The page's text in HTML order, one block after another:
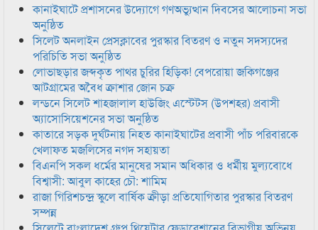
কানাইঘাটে প্রশাসনের উদ্যোগে গণঅভ্যুত্থান দিবসের আলোচনা সভা
অনুষ্ঠিত
সিলেট অনলাইন প্রেসক্লাবের পুরস্কার বিতরণ ও নতুন সদস্যদের
পরিচিতি সভা অনুষ্ঠিত
লোভাছড়ার জব্দকৃত পাথর চুরির হিড়িক! বেপরোয়া জকিগঞ্জের
আটগ্রামের অবৈধ ক্রাশার জোন চক্র
লন্ডনে সিলেট শাহজালাল হাউজিং এস্টেটস (উপশহর) প্রবাসী
অ্যাসোসিয়েশনের সভা অনুষ্ঠিত
কাতারে সড়ক দুর্ঘটনায় নিহত কানাইঘাটের প্রবাসী পাঁচ পরিবারকে
খেলাফত মজলিসের নগদ সহায়তা
বিএনপি সকল ধর্মের মানুষের সমান অধিকার ও ধর্মীয় মুল্যবোধে
বিশ্বাসী: আবুল কাহের চৌ: শামিম
রাজা গিরিশচন্দ্র স্কুলে বার্ষিক ক্রীড়া প্রতিযোগিতার পুরস্কার বিতরণ
সম্পন্ন